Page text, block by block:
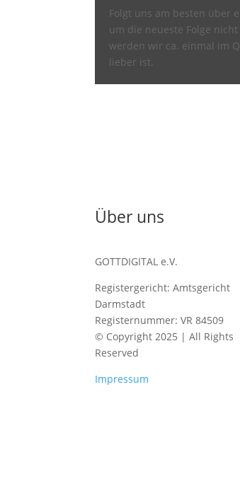
Folgt uns am besten über
um die neueste Folge
werden wir ca. einmal im
lieber ist.
Über uns
GOTTDIGITAL e.V.
Registergericht: Amtsgericht
Darmstadt
Registernummer: VR 84509
© Copyright 2025 | All Rights
Reserved
Impressum